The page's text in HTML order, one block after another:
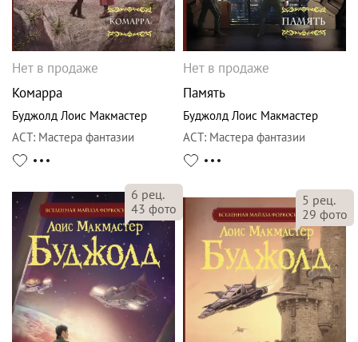
Нет в продаже
Комарра
Буджолд Лоис Макмастер
АСТ: Мастера фантазии
Нет в продаже
Память
Буджолд Лоис Макмастер
АСТ: Мастера фантазии
6 рец.
43 фото
5 рец.
29 фото